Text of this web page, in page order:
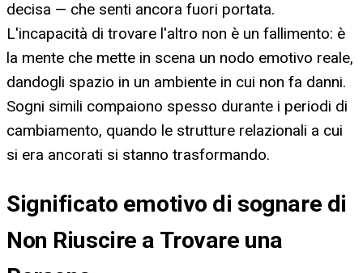
decisa — che senti ancora fuori portata.
L'incapacità di trovare l'altro non è un fallimento: è
la mente che mette in scena un nodo emotivo reale,
dandogli spazio in un ambiente in cui non fa danni.
Sogni simili compaiono spesso durante i periodi di
cambiamento, quando le strutture relazionali a cui
si era ancorati si stanno trasformando.
Significato emotivo di sognare di
Non Riuscire a Trovare una